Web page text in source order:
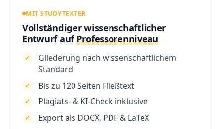
MIT STUDYTEXTER
Vollständiger wissenschaftlicher
Entwurf auf Professorenniveau
Gliederung nach wissenschaftlichem
Standard
Bis zu 120 Seiten Fließtext
Plagiats- & KI-Check inklusive
Export als DOCX, PDF & LaTeX